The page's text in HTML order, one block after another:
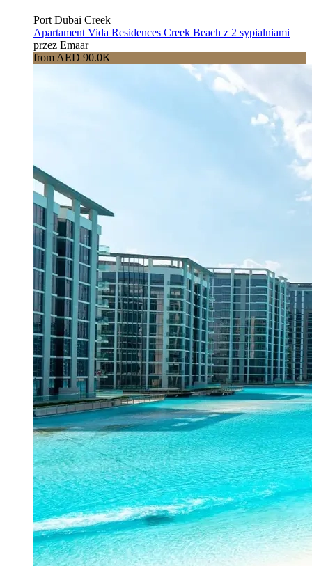
Port Dubai Creek
Apartament Vida Residences Creek Beach z 2 sypialniami
przez Emaar
from AED 90.0K